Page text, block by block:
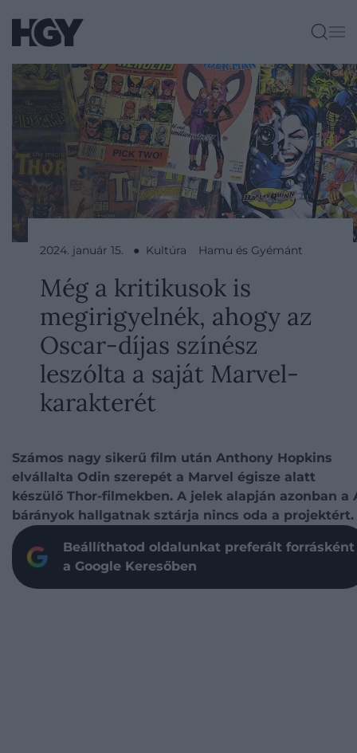
2024. január 15. ● Kultúra Hamu és Gyémánt
Még a kritikusok is
megirigyelnék, ahogy az
Oscar-díjas színész
leszólta a saját Marvel-
karakterét
Számos nagy sikerű film után Anthony Hopkins
elvállalta Odin szerepét a Marvel égisze alatt
készülő Thor-filmekben. A jelek alapján azonban a
bárányok hallgatnak sztárja nincs oda a projektért.
Beállíthatod oldalunkat preferált forrásként
a Google Keresőben